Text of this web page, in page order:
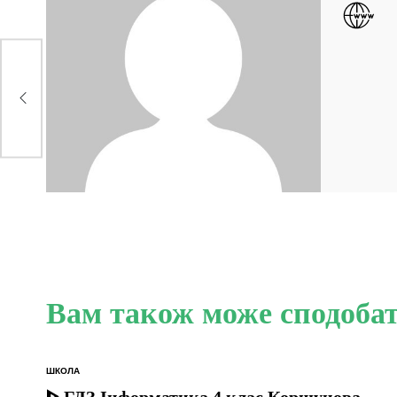
Вам також може
ОПУБЛІКУВАТИ
У
ШКОЛА